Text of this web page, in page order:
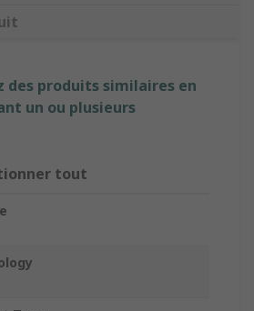
des produits similaires en
un ou plusieurs
tout